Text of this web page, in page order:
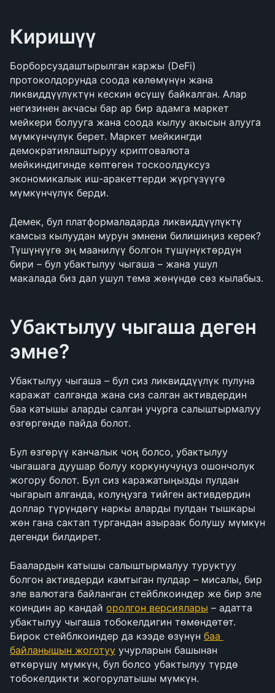
Киришүү
Борборсуздаштырылган каржы (DeFi)
протоколдорунда соода көлөмүнүн жана
ликвиддүүлүктүн кескин өсүшү байкалган. Алар
негизинен акчасы бар ар бир адамга маркет
мейкери болууга жана соода кылуу акысын алууга
мүмкүнчүлүк берет. Маркет мейкингди
демократиялаштыруу криптовалюта
мейкиндигинде көптөгөн тоскоолдуксуз
экономикалык иш-аракеттерди жүргүзүүгө
мүмкүнчүлүк берди.
Демек, бул платформаладарда ликвиддүүлүктү
камсыз кылуудан мурун эмнени билишиңиз керек?
Түшүнүүгө эң маанилүү болгон түшүнүктөрдүн
бири – бул убактылуу чыгаша – жана ушул
макалада биз дал ушул тема жөнүндө сөз кылабыз.
Убактылуу чыгаша деген
эмне?
Убактылуу чыгаша – бул сиз ликвиддүүлүк пулуна
каражат салганда жана сиз салган активдердин
баа катышы аларды салган учурга салыштырмалуу
өзгөргөндө пайда болот.
Бул өзгөрүү канчалык чоң болсо, убактылуу
чыгашага дуушар болуу коркунучуңуз ошончолук
жогору болот. Бул сиз каражатыңызды пулдан
чыгарып алганда, колуңузга тийген активдердин
доллар түрүндөгү наркы аларды пулдан тышкары
жөн гана сактап тургандан азыраак болушу мүмкүн
дегенди билдирет.
Баалардын катышы салыштырмалуу туруктуу
болгон активдерди камтыган пулдар – мисалы, бир
эле валютага байланган стейблкоиндер же бир эле
коиндин ар кандай оролгон версиялары – адатта
убактылуу чыгаша тобокелдигин төмөндөтөт.
Бирок стейблкоиндер да кээде өзүнүн баа
байланышын жоготуу учурларын башынан
өткөрүшү мүмкүн, бул болсо убактылуу түрдө
тобокелдикти жогорулатышы мүмкүн.